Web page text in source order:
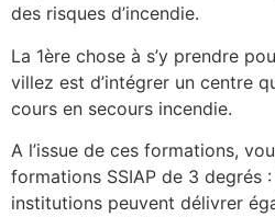
des risques d’incendie.
La 1ère chose à s’y prendre
villez est d’intégrer un centre
cours en secours incendie.
A l’issue de ces formations,
formations SSIAP de 3 degrés :
institutions peuvent délivrer